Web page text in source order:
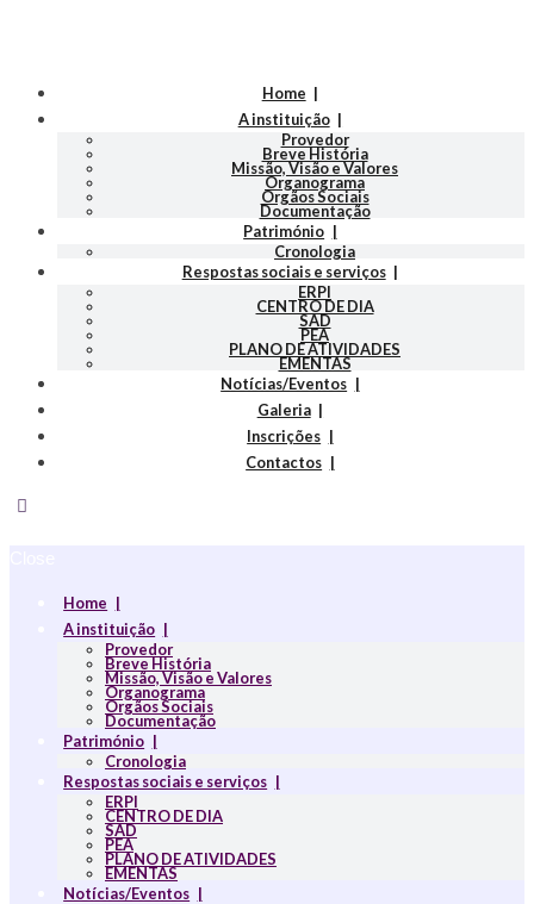
Home
A instituição
Provedor
Breve História
Missão, Visão e Valores
Organograma
Orgãos Sociais
Documentação
Património
Cronologia
Respostas sociais e serviços
ERPI
CENTRO DE DIA
SAD
PEA
PLANO DE ATIVIDADES
EMENTAS
Notícias/Eventos
Galeria
Inscrições
Contactos
Home
A instituição
Provedor
Breve História
Missão, Visão e Valores
Organograma
Orgãos Sociais
Documentação
Património
Cronologia
Respostas sociais e serviços
ERPI
CENTRO DE DIA
SAD
PEA
PLANO DE ATIVIDADES
EMENTAS
Notícias/Eventos